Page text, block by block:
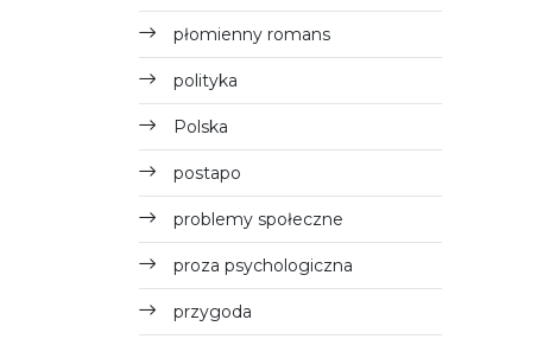
płomienny romans
polityka
Polska
postapo
problemy społeczne
proza psychologiczna
przygoda